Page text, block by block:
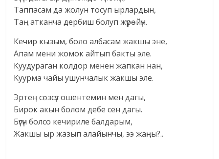
Таппасам да жолун тосуп ырлардын,
Таң атканча дербиш болуп жүрөйүн.
Кечир кызым, боло албасам жакшы эне,
Апам мени жомок айтып бакты эле.
Куудураган колдор менен жапкан нан,
Куурма чайы ушунчалык жакшы эле.
Эртең сөзсүз ошентемин мен дагы,
Бирок акын болом дебе сен дагы.
Бүгүн болсо кечириле балдарым,
Жакшы ыр жазып алайынчы, ээ жаңы?..